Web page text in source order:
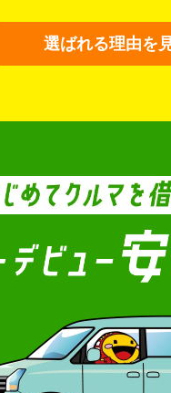
選ばれる理由を